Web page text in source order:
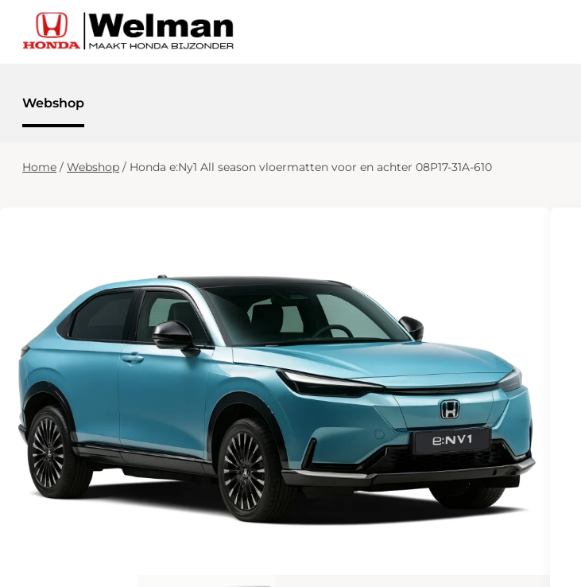
Webshop
Home / Webshop / Honda e:Ny1 All season vloermatten voor en achter 08P17-31A-610